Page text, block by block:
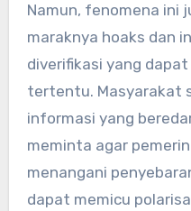
Namun, fenomena ini
maraknya hoaks dan
diverifikasi yang
tertentu. Masyarakat
informasi yang
meminta agar
menangani
dapat memicu